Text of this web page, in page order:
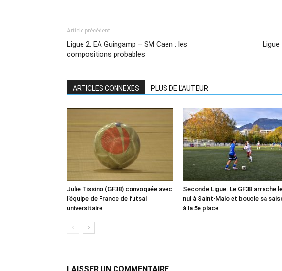
Article précédent
Ligue 2. EA Guingamp – SM Caen : les
compositions probables
Ligue
ARTICLES CONNEXES PLUS DE L'AUTEUR
Julie Tissino (GF38) convoquée avec
l’équipe de France de futsal
universitaire
Seconde Ligue. Le GF38 arrache le
nul à Saint-Malo et boucle sa
à la 5e place
LAISSER UN COMMENTAIRE